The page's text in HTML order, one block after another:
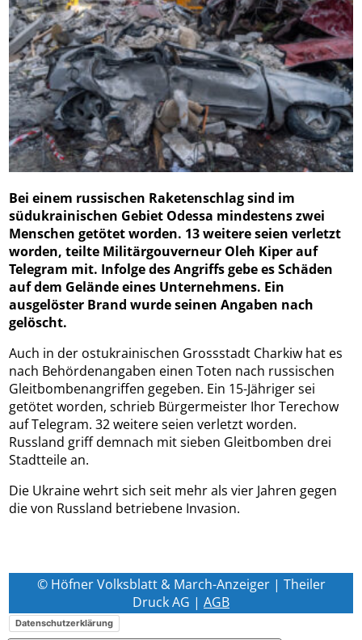
Bei einem russischen Raketenschlag sind im
südukrainischen Gebiet Odessa mindestens zwei
Menschen getötet worden. 13 weitere seien verletzt
worden, teilte Militärgouverneur Oleh Kiper auf
Telegram mit. Infolge des Angriffs gebe es Schäden
auf dem Gelände eines Unternehmens. Ein
ausgelöster Brand wurde seinen Angaben nach
gelöscht.
Auch in der ostukrainischen Grossstadt Charkiw hat es
nach Behördenangaben einen Toten nach russischen
Gleitbombenangriffen gegeben. Ein 15-Jähriger sei
getötet worden, schrieb Bürgermeister Ihor Terechow
auf Telegram. 32 weitere seien verletzt worden.
Russland griff demnach mit sieben Gleitbomben drei
Stadtteile an.
Die Ukraine wehrt sich seit mehr als vier Jahren gegen
die von Russland betriebene Invasion.
© Höfner Volksblatt & March-Anzeiger | Theiler
Druck AG | AGB
Datenschutzerklärung